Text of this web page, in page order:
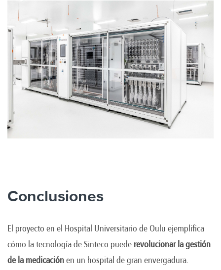
Conclusiones
El proyecto en el Hospital Universitario de Oulu ejemplifica
cómo la tecnología de Sinteco puede revolucionar la gestión
de la medicación en un hospital de gran envergadura.